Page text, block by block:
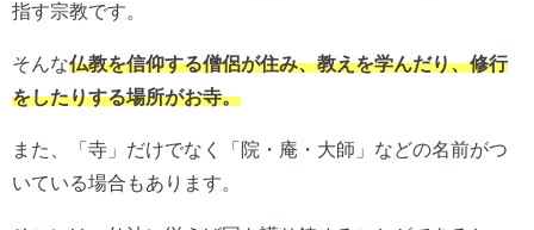
指す宗教です。
そんな仏教を信仰する僧侶が住み、教えを学んだり、修行
をしたりする場所がお寺。
また、「寺」だけでなく「院・庵・大師」などの名前がつ
いている場合もあります。